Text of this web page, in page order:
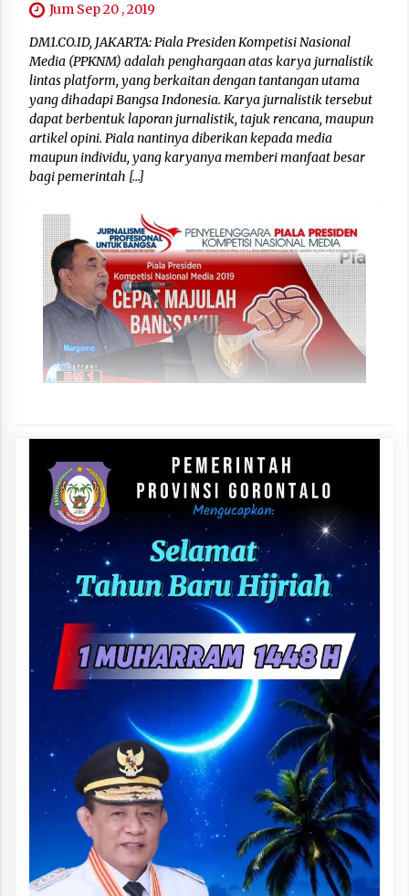
Jum Sep 20 , 2019
DM1.CO.ID, JAKARTA: Piala Presiden Kompetisi Nasional
Media (PPKNM) adalah penghargaan atas karya jurnalistik
lintas platform, yang berkaitan dengan tantangan utama
yang dihadapi Bangsa Indonesia. Karya jurnalistik tersebut
dapat berbentuk laporan jurnalistik, tajuk rencana, maupun
artikel opini. Piala nantinya diberikan kepada media
maupun individu, yang karyanya memberi manfaat besar
bagi pemerintah […]